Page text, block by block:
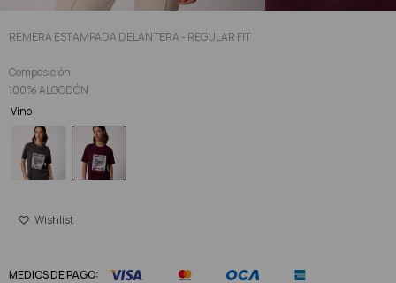
REMERA ESTAMPADA DELANTERA - REGULAR FIT
Composición
100% ALGODÓN
Vino
MEDIOS DE PAGO: